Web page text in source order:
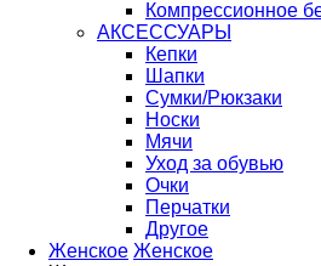
Компрессионное
АКСЕССУАРЫ
Кепки
Шапки
Сумки/Рюкзаки
Носки
Мячи
Уход за обувью
Очки
Перчатки
Другое
Женское Женское